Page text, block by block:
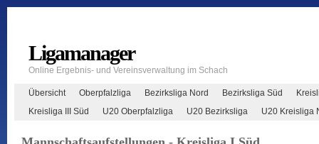
Ligamanager
Online Ergebnis- und Vereinsverwaltung im Schach
Übersicht Oberpfalzliga Bezirksliga Nord Bezirksliga Süd
Kreisliga III Süd
U20 Oberpfalzliga U20 Bezirksliga U20 Kreisliga